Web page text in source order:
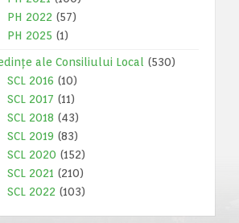
PH 2022 (57)
PH 2025 (1)
ale Consiliului Local
(530)
SCL 2016 (10)
SCL 2017 (11)
SCL 2018 (43)
SCL 2019 (83)
SCL 2020 (152)
SCL 2021 (210)
SCL 2022 (103)